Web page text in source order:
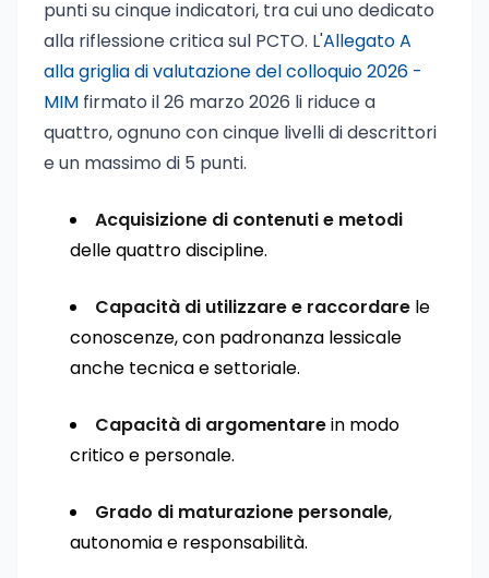
punti su cinque indicatori, tra cui uno dedicato
alla riflessione critica sul PCTO. L'Allegato A
alla griglia di valutazione del colloquio 2026 -
MIM firmato il 26 marzo 2026 li riduce a
quattro, ognuno con cinque livelli di descrittori
e un massimo di 5 punti.
Acquisizione di contenuti e metodi
delle quattro discipline.
Capacità di utilizzare e raccordare le
conoscenze, con padronanza lessicale
anche tecnica e settoriale.
Capacità di argomentarein modo
critico e personale.
Grado di maturazione personale,
autonomia e responsabilità.